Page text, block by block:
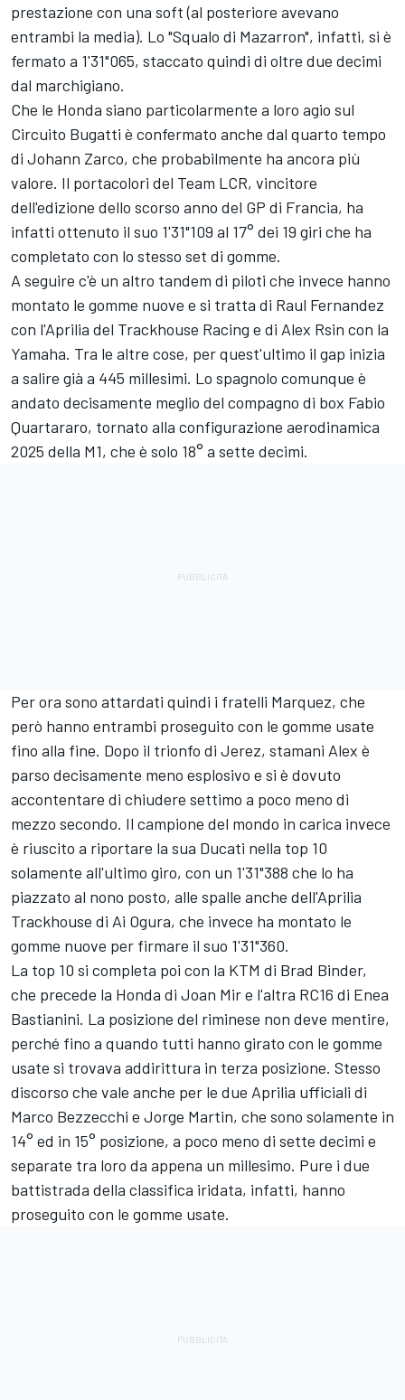
prestazione con una soft (al posteriore avevano
entrambi la media). Lo "Squalo di Mazarron", infatti, si è
fermato a 1'31"065, staccato quindi di oltre due decimi
dal marchigiano.
Che le Honda siano particolarmente a loro agio sul
Circuito Bugatti è confermato anche dal quarto tempo
di Johann Zarco, che probabilmente ha ancora più
valore. Il portacolori del Team LCR, vincitore
dell'edizione dello scorso anno del GP di Francia, ha
infatti ottenuto il suo 1'31"109 al 17° dei 19 giri che ha
completato con lo stesso set di gomme.
A seguire c'è un altro tandem di piloti che invece hanno
montato le gomme nuove e si tratta di Raul Fernandez
con l'Aprilia del Trackhouse Racing e di Alex Rsin con la
Yamaha. Tra le altre cose, per quest'ultimo il gap inizia
a salire già a 445 millesimi. Lo spagnolo comunque è
andato decisamente meglio del compagno di box Fabio
Quartararo, tornato alla configurazione aerodinamica
2025 della M1, che è solo 18° a sette decimi.
Per ora sono attardati quindi i fratelli Marquez, che
però hanno entrambi proseguito con le gomme usate
fino alla fine. Dopo il trionfo di Jerez, stamani Alex è
parso decisamente meno esplosivo e si è dovuto
accontentare di chiudere settimo a poco meno di
mezzo secondo. Il campione del mondo in carica invece
è riuscito a riportare la sua Ducati nella top 10
solamente all'ultimo giro, con un 1'31"388 che lo ha
piazzato al nono posto, alle spalle anche dell'Aprilia
Trackhouse di Ai Ogura, che invece ha montato le
gomme nuove per firmare il suo 1'31"360.
La top 10 si completa poi con la KTM di Brad Binder,
che precede la Honda di Joan Mire l'altra RC16 di Enea
Bastianini. La posizione del riminese non deve mentire,
perché fino a quando tutti hanno girato con le gomme
usate si trovava addirittura in terza posizione. Stesso
discorso che vale anche per le due Aprilia ufficiali di
Marco Bezzecchi e Jorge Martin, che sono solamente in
14° ed in 15° posizione, a poco meno di sette decimi e
separate tra loro da appena un millesimo. Pure i due
battistrada della classifica iridata, infatti, hanno
proseguito con le gomme usate.